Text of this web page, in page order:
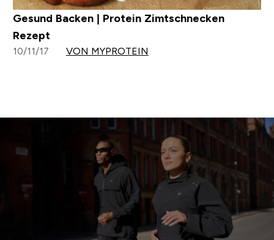
Gesund Backen | Protein Zimtschnecken
Rezept
10/11/17 VON MYPROTEIN